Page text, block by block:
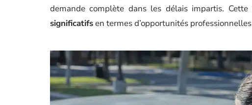
demande complète dans les délais impartis.
significatifsen termes d’opportunités